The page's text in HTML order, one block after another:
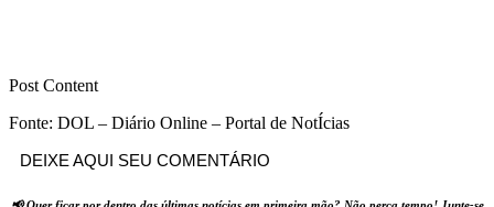
Post Content
Fonte: DOL – Diário Online – Portal de NotÍcias
DEIXE AQUI SEU COMENTÁRIO